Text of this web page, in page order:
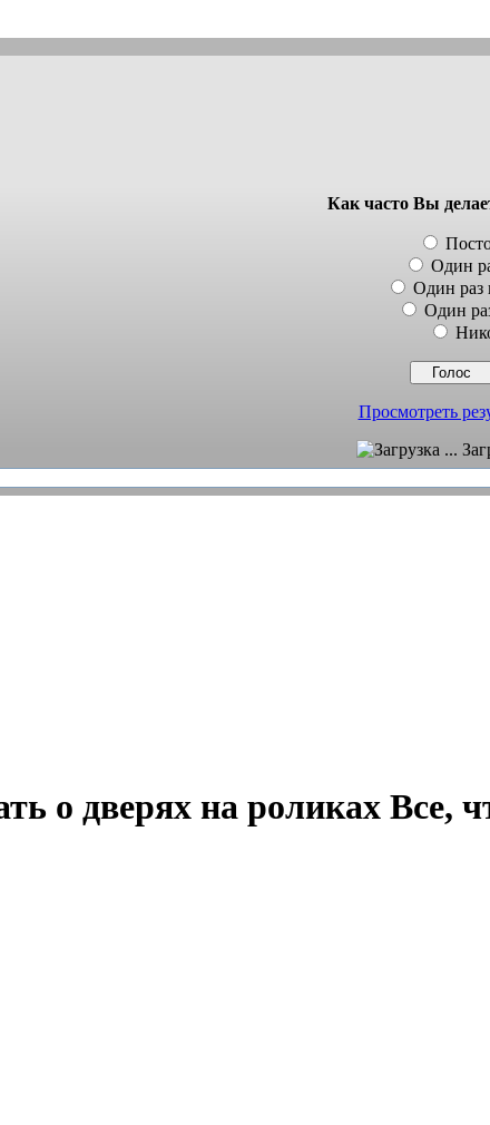
Как часто Вы
Один
Один раз
Один
Просмотреть
о дверях на роликах Все,